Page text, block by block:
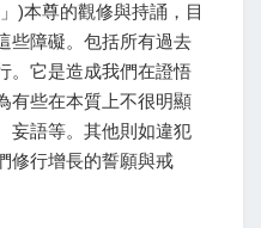
)本尊的觀修與持誦，目
些障礙。包括所有過去
。它是造成我們在證悟
有些在本質上不很明顯
妄語等。其他則如違犯
修行增長的誓願與戒